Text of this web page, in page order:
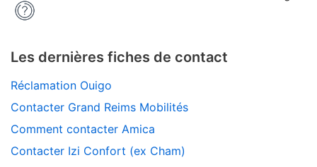
Les dernières fiches de contact
Réclamation Ouigo
Contacter Grand Reims Mobilités
Comment contacter Amica
Contacter Izi Confort (ex Cham)